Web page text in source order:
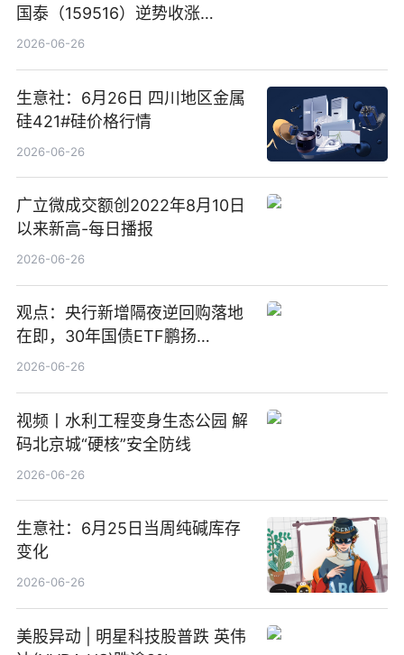
国泰（159516）逆势收涨
3.5%，近10日累计净流入超65
2026-06-26
生意社：6月26日 四川地区金属
硅421#硅价格行情
2026-06-26
广立微成交额创2022年8月10日
以来新高-每日播报
2026-06-26
观点：央行新增隔夜逆回购落地
在即，30年国债ETF鹏扬
(511090) 盘中小幅上涨
2026-06-26
视频丨水利工程变身生态公园 解
码北京城“硬核”安全防线
2026-06-26
生意社：6月25日当周纯碱库存
变化
2026-06-26
美股异动 | 明星科技股普跌 英伟